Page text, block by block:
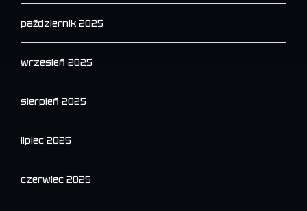
październik 2025
wrzesień 2025
sierpień 2025
lipiec 2025
czerwiec 2025